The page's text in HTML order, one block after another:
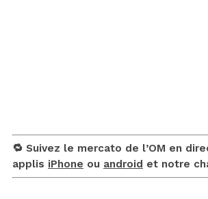
🔁 Suivez le mercato de l’OM en
applis iPhone ou android et notre